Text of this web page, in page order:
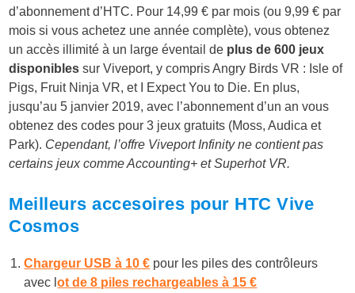
d’abonnement d’HTC. Pour 14,99 € par mois (ou 9,99 € par
mois si vous achetez une année complète), vous obtenez
un accès illimité à un large éventail de plus de 600 jeux
disponibles sur Viveport, y compris Angry Birds VR : Isle of
Pigs, Fruit Ninja VR, et I Expect You to Die. En plus,
jusqu’au 5 janvier 2019, avec l’abonnement d’un an vous
obtenez des codes pour 3 jeux gratuits (Moss, Audica et
Park). Cependant, l’offre Viveport Infinity ne contient pas
certains jeux comme Accounting+ et Superhot VR.
Meilleurs accesoires pour HTC Vive
Cosmos
Chargeur USB à 10 € pour les piles des contrôleurs
avec lot de 8 piles rechargeables à 15 €